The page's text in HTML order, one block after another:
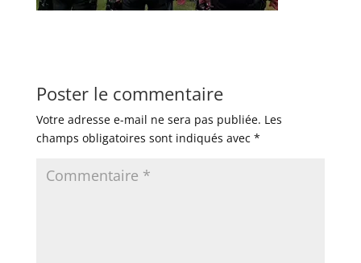
Poster le commentaire
Votre adresse e-mail ne sera pas publiée. Les
champs obligatoires sont indiqués avec *